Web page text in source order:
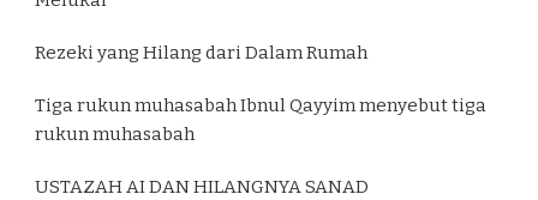
Rezeki yang Hilang dari Dalam Rumah
Tiga rukun muhasabah Ibnul Qayyim menyebut tiga
rukun muhasabah
USTAZAH AI DAN HILANGNYA SANAD